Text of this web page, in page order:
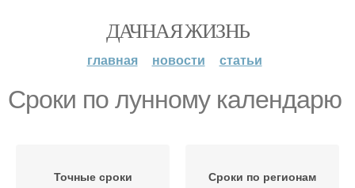
ДАЧНАЯ ЖИЗНЬ
главная новости статьи
Сроки по лунному календарю
Точные сроки Сроки по регионам